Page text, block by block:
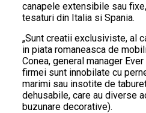
canapele extensibile sau
tesaturi din Italia si Spania.
„Sunt creatii exclusiviste, al
in piata romaneasca de
Conea, general manager
firmei sunt innobilate cu
marimi sau insotite de
dehusabile, care au diverse
buzunare decorative).